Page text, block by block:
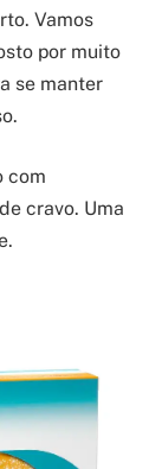
Vamos
por muito
se manter
com
cravo. Uma